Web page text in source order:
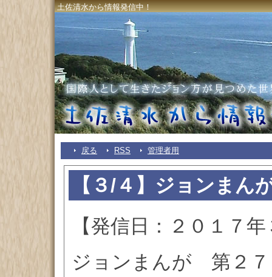
土佐清水から情報発信中！
戻る RSS 管理者用
【３/４】ジョンま
【発信日：２０１７
ジョンまんが 第２７